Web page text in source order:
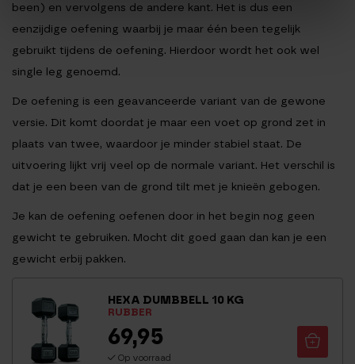
been) en vervolgens de andere kant. Het is dus een
eenzijdige oefening waarbij je maar één been tegelijk
gebruikt tijdens de oefening. Hierdoor wordt het ook wel
single leg genoemd.
De oefening is een geavanceerde variant van de gewone
versie. Dit komt doordat je maar een voet op grond zet in
plaats van twee, waardoor je minder stabiel staat. De
uitvoering lijkt vrij veel op de normale variant. Het verschil is
dat je een been van de grond tilt met je knieën gebogen.
Je kan de oefening oefenen door in het begin nog geen
gewicht te gebruiken. Mocht dit goed gaan dan kan je een
gewicht erbij pakken.
HEXA DUMBBELL 10 KG
RUBBER
69,95
Op voorraad